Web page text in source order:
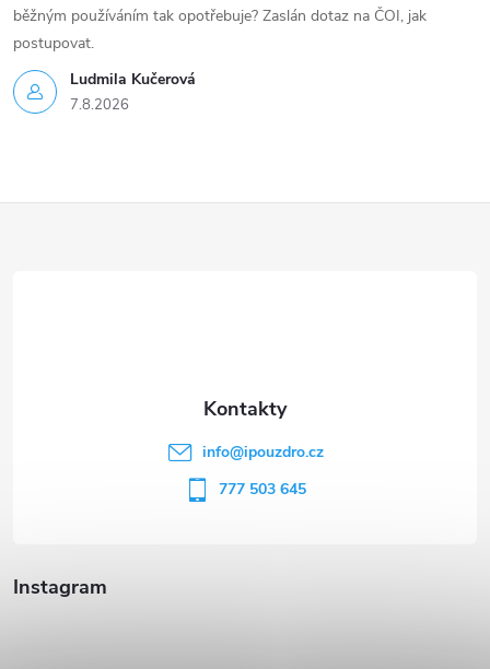
Ludmila Kučerová
7.8.2026
běžným používáním tak opotřebuje? Zaslán dotaz na ČOI, jak
postupovat.
Instagram
info@ipouzdro.cz
777 503 645